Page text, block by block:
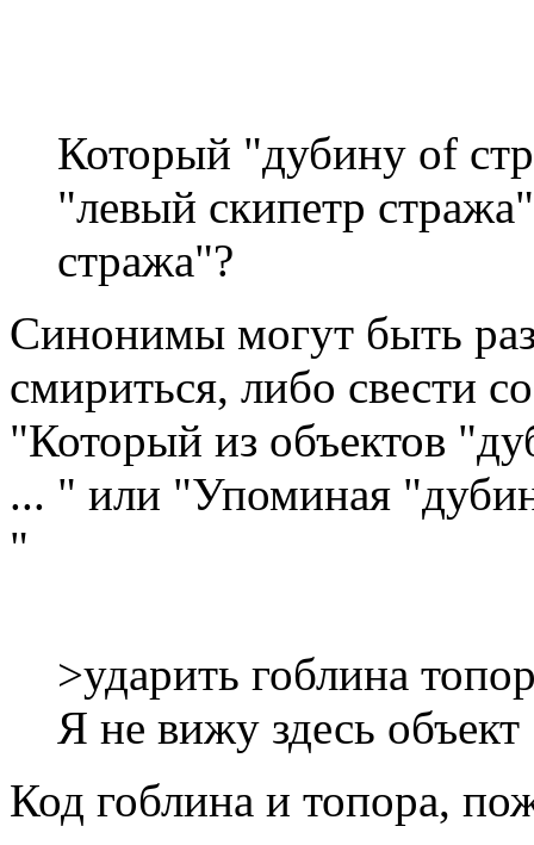
Который "дубину of
"левый скипетр
стража"?
Синонимы могут быть
смириться, либо свести
"Который из объектов
... " или "Упоминая
"
>ударить гоблина
Я не вижу здесь
Код гоблина и топора,